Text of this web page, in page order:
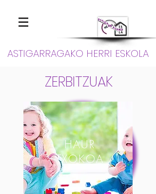
ASTIGARRAGAKO HERRI ESKOLA
ZERBITZUAK
HAUR
TXOKOA